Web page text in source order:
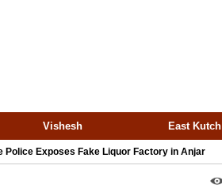
Vishesh East Kutch
Police Exposes Fake Liquor Factory in Anjar